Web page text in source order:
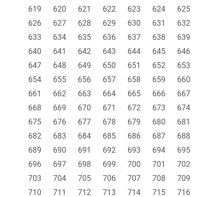
619
620 621 622 623 624
625
626
627 628 629 630 631
632
633
634 635 636 637 638
639
640
641 642 643 644 645
646
647
648 649 650 651 652
653
654
655 656 657 658 659
660
661
662 663 664 665 666
667
668
669 670 671 672 673
674
675
676 677 678 679 680
681
682
683 684 685 686 687
688
689
690 691 692 693 694
695
696
697 698 699 700 701
702
703
704 705 706 707 708
709
710
711 712 713 714 715
716